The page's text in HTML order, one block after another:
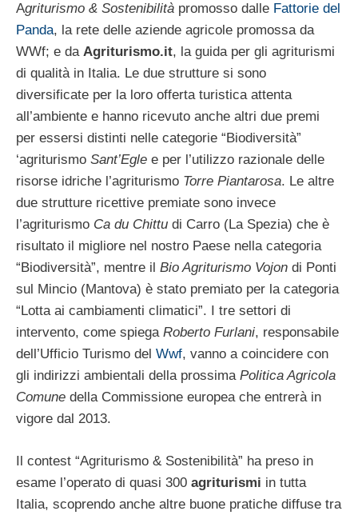
Agriturismo & Sostenibilità promosso dalle Fattorie del
Panda, la rete delle aziende agricole promossa da
WWf; e da Agriturismo.it, la guida per gli agriturismi
di qualità in Italia. Le due strutture si sono
diversificate per la loro offerta turistica attenta
all’ambiente e hanno ricevuto anche altri due premi
per essersi distinti nelle categorie “Biodiversità”
‘agriturismo Sant’Egle e per l’utilizzo razionale delle
risorse idriche l’agriturismo Torre Piantarosa. Le altre
due strutture ricettive premiate sono invece
l’agriturismo Ca du Chittu di Carro (La Spezia) che è
risultato il migliore nel nostro Paese nella categoria
“Biodiversità”, mentre il Bio Agriturismo Vojon di Ponti
sul Mincio (Mantova) è stato premiato per la categoria
“Lotta ai cambiamenti climatici”. I tre settori di
intervento, come spiega Roberto Furlani, responsabile
dell’Ufficio Turismo del Wwf, vanno a coincidere con
gli indirizzi ambientali della prossima Politica Agricola
Comune della Commissione europea che entrerà in
vigore dal 2013.
Il contest “Agriturismo & Sostenibilità” ha preso in
esame l’operato di quasi 300 agriturismi in tutta
Italia, scoprendo anche altre buone pratiche diffuse tra